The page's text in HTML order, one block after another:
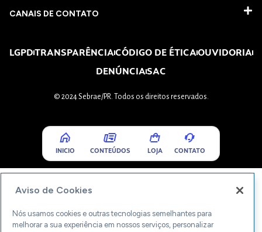
CANAIS DE CONTATO
LGPDTRANSPARÊNCIACÓDIGO DE ÉTICAOUVIDORIA
DENÚNCIASAC
© 2024 Sebrae/PR. Todos os direitos reservados.
INICIO CONTEÚDOS LOJA CONTATO
Aviso de Cookies
Nós usamos cookies e outras tecnologias semelhantes para
melhorar a sua experiência em nossos serviços, personalizar